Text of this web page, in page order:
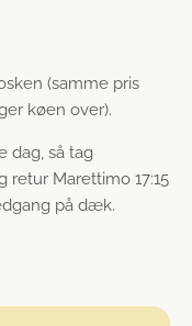
(samme pris
køen over).
dag, så tag
retur Marettimo 17:15
på dæk.